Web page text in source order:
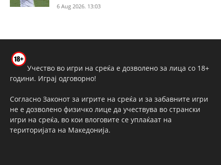
6 Aug 2026. 13:03
Учество во игри на среќа е дозволено за лица со 18+
години. Играј одговорно!
Согласно Законот за игрите на среќа и за забавните игри
не е дозволено физичко лице да учествува во странски
игри на среќа, во кои влоговите се уплаќаат на
територијата на Македонија.